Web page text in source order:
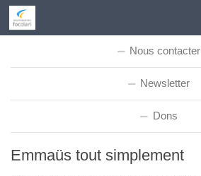
Skip to content
Nous contacter
Newsletter
Dons
Emmaüs tout simplement